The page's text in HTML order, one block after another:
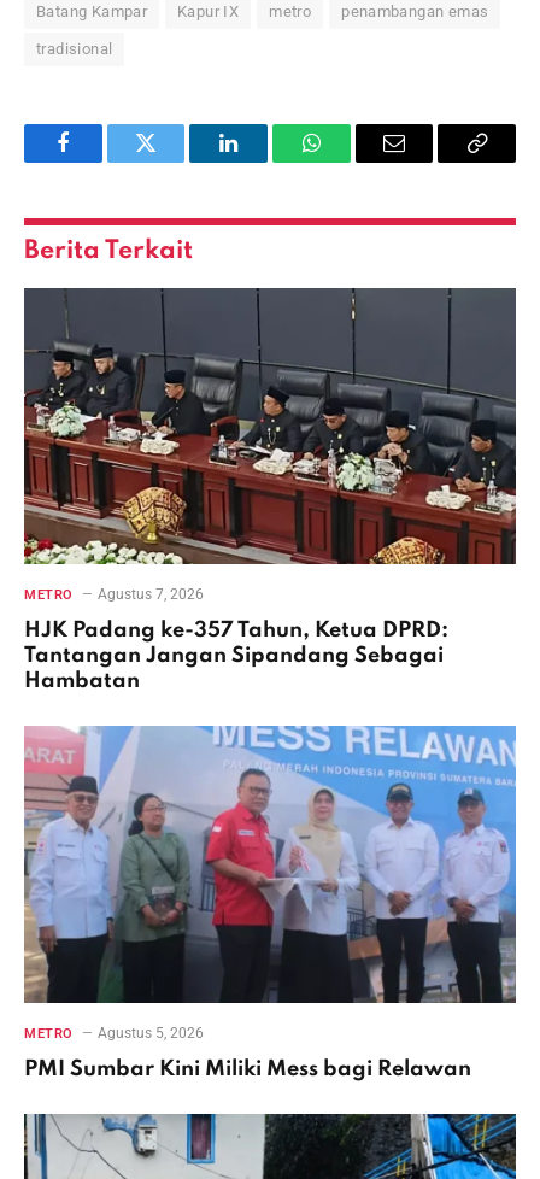
Batang Kampar Kapur IX metro penambangan emas
tradisional
FacebookTwitter LinkedInWhatsAppEmail
Copy
Berita Terkait
METRO Agustus 7, 2026
HJK Padang ke-357 Tahun, Ketua DPRD:
Tantangan Jangan Sipandang Sebagai
Hambatan
METRO Agustus 5, 2026
PMI Sumbar Kini Miliki Mess bagi Relawan